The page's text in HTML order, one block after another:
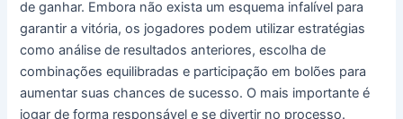
de ganhar. Embora não exista um esquema infalível para
garantir a vitória, os jogadores podem utilizar estratégias
como análise de resultados anteriores, escolha de
combinações equilibradas e participação em bolões para
aumentar suas chances de sucesso. O mais importante é
jogar de forma responsável e se divertir no processo.